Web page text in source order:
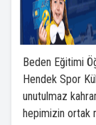
Beden Eğitimi
Hendek Spor
unutulmaz
hepimizin ortak